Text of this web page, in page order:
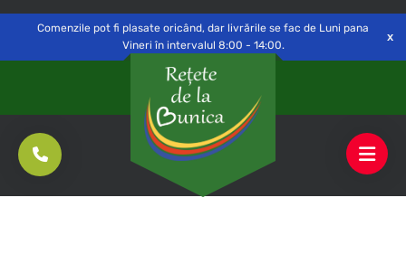
Delivery toSăvinești, NT Switch Open
Comenzile pot fi plasate oricând, dar livrările se fac de Luni pana
Vineri în intervalul 8:00 - 14:00.